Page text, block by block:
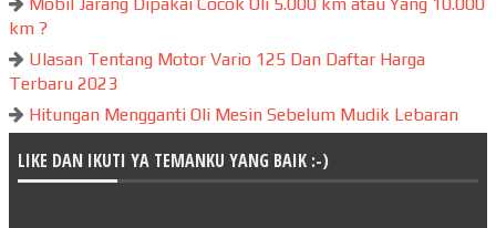
Mobil Jarang Dipakai Cocok Oli 5.000 km atau Yang 10.000
km ?
Ulasan Tentang Motor Vario 125 Dan Daftar Harga
Terbaru 2023
Hitungan Mengganti Oli Mesin Sebelum Mudik Lebaran
LIKE DAN IKUTI YA TEMANKU YANG BAIK :-)